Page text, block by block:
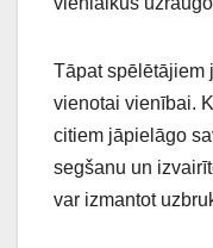
Tāpat spēlētājiem
vienotai vienībai.
citiem jāpielāgo
segšanu un
var izmantot